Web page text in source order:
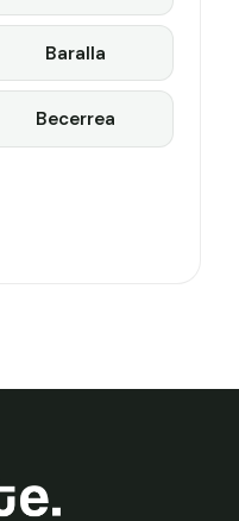
Baralla
Becerrea